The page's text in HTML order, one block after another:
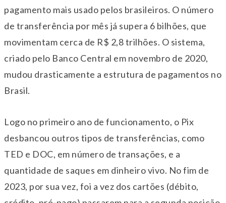
pagamento mais usado pelos brasileiros. O número
de transferência por mês já supera 6 bilhões, que
movimentam cerca de R$ 2,8 trilhões. O sistema,
criado pelo Banco Central em novembro de 2020,
mudou drasticamente a estrutura de pagamentos no
Brasil.
Logo no primeiro ano de funcionamento, o Pix
desbancou outros tipos de transferências, como
TED e DOC, em número de transações, e a
quantidade de saques em dinheiro vivo. No fim de
2023, por sua vez, foi a vez dos cartões (débito,